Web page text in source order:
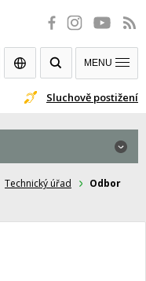
Sluchově postižení
MENU
Technický úřad
Odbor